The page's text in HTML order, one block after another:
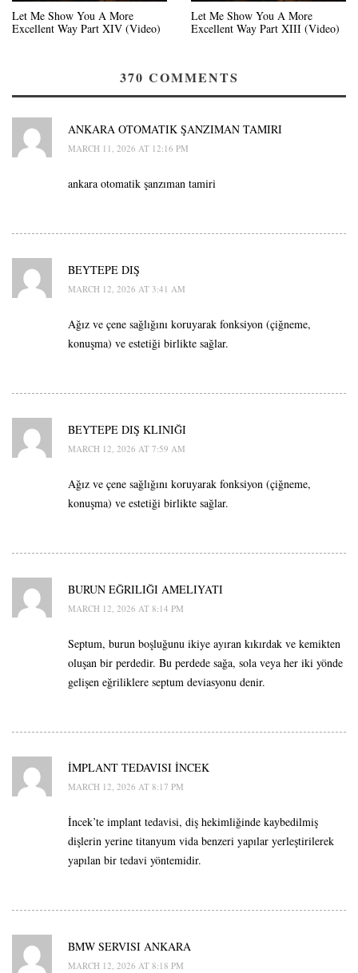
Let Me Show You A More
Excellent Way Part XIV (Video)
Let Me Show You A More
Excellent Way Part XIII (Video)
370 COMMENTS
ANKARA OTOMATIK ŞANZIMAN TAMIRI
MARCH 11, 2026 AT 12:16 PM
ankara otomatik şanzıman tamiri
BEYTEPE DIŞ
MARCH 12, 2026 AT 3:41 AM
Ağız ve çene sağlığını koruyarak fonksiyon (çiğneme,
konuşma) ve estetiği birlikte sağlar.
BEYTEPE DIŞ KLINIĞI
MARCH 12, 2026 AT 7:59 AM
Ağız ve çene sağlığını koruyarak fonksiyon (çiğneme,
konuşma) ve estetiği birlikte sağlar.
BURUN EĞRILIĞI AMELIYATI
MARCH 12, 2026 AT 8:14 PM
Septum, burun boşluğunu ikiye ayıran kıkırdak ve kemikten
oluşan bir perdedir. Bu perdede sağa, sola veya her iki yönde
gelişen eğriliklere septum deviasyonu denir.
İMPLANT TEDAVISI İNCEK
MARCH 12, 2026 AT 8:17 PM
İncek’te implant tedavisi, diş hekimliğinde kaybedilmiş
dişlerin yerine titanyum vida benzeri yapılar yerleştirilerek
yapılan bir tedavi yöntemidir.
BMW SERVISI ANKARA
MARCH 12, 2026 AT 8:18 PM